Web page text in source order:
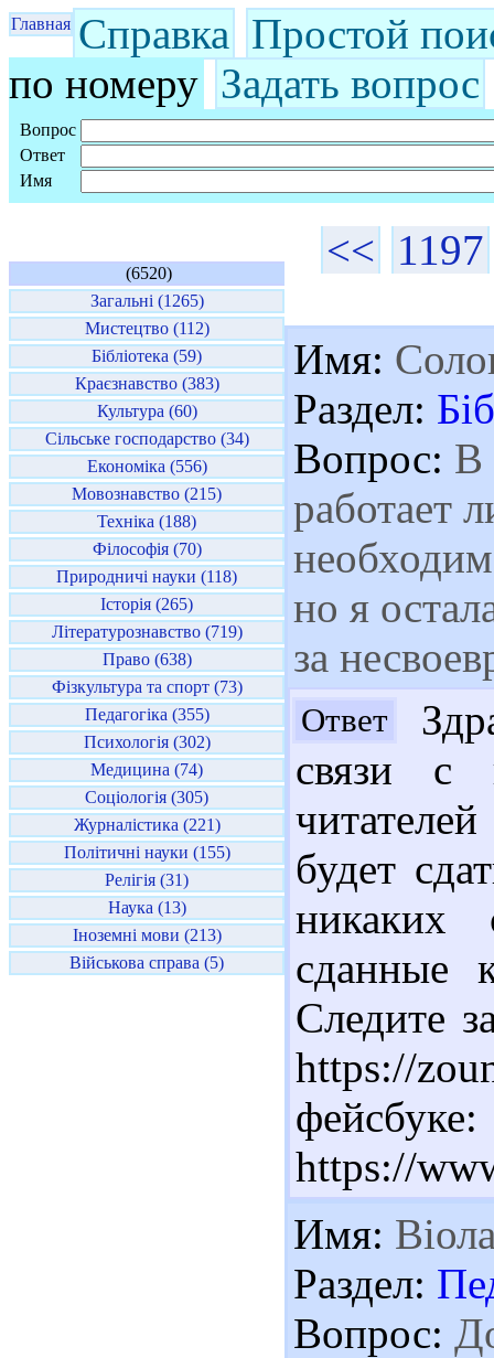
Главная Справка Простой
по номеру Задать вопрос
Вопрос
Ответ
Имя
(6520)
Загальні (1265)
Мистецтво (112)
Бібліотека (59)
Краєзнавство (383)
Культура (60)
Сільське господарство (34)
Економіка (556)
Мовознавство (215)
Техніка (188)
Філософія (70)
Природничі науки (118)
Історія (265)
Літературознавство (719)
Право (638)
Фізкультура та спорт (73)
Педагогіка (355)
Психологія (302)
Медицина (74)
Соціологія (305)
Журналістика (221)
Політичні науки (155)
Релігія (31)
Наука (13)
Іноземні мови (213)
Військова справа (5)
<< 1197
Имя:
Раздел:
Вопрос: В
работает
но я
за
Ответ
связи с
будет
никаких
сданные
Следите
https://
фейсбуке:
https://
Имя:
Раздел:
Вопрос: